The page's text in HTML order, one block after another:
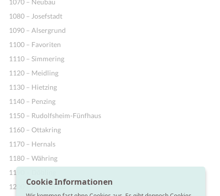
1070 – Neubau
1080 – Josefstadt
1090 – Alsergrund
1100 – Favoriten
1110 – Simmering
1120 – Meidling
1130 – Hietzing
1140 – Penzing
1150 – Rudolfsheim-Fünfhaus
1160 – Ottakring
1170 – Hernals
1180 – Währing
1190 – Döbling
1200 – Brigittenau
Cookie Informationen